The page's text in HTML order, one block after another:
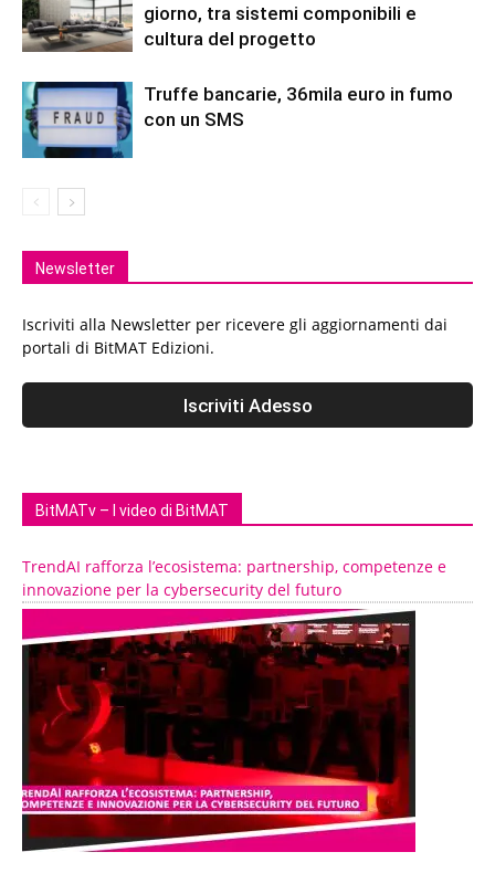
giorno, tra sistemi componibili e
cultura del progetto
Truffe bancarie, 36mila euro in fumo
con un SMS
Newsletter
Iscriviti alla Newsletter per ricevere gli aggiornamenti dai
portali di BitMAT Edizioni.
BitMATv – I video di BitMAT
TrendAI rafforza l’ecosistema: partnership, competenze e
innovazione per la cybersecurity del futuro